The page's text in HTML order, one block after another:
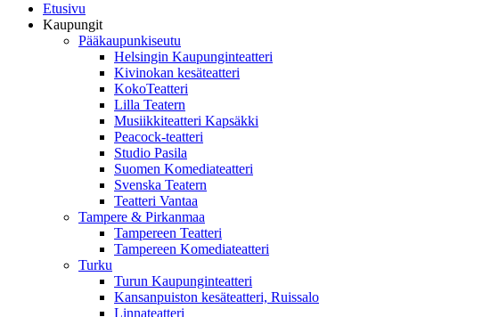
Etusivu
Kaupungit
Pääkaupunkiseutu
Helsingin Kaupunginteatteri
Kivinokan kesäteatteri
KokoTeatteri
Lilla Teatern
Musiikkiteatteri Kapsäkki
Peacock-teatteri
Studio Pasila
Suomen Komediateatteri
Svenska Teatern
Teatteri Vantaa
Tampere & Pirkanmaa
Tampereen Teatteri
Tampereen Komediateatteri
Turku
Turun Kaupunginteatteri
Kansanpuiston kesäteatteri, Ruissalo
Linnateatteri